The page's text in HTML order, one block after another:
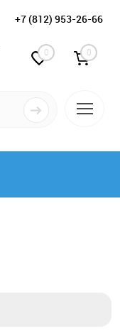
+7 (812) 953-26-66
0 0